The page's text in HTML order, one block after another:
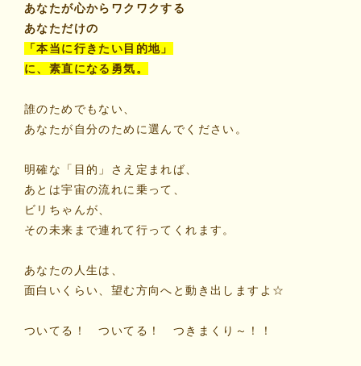
あなたが心からワクワクする
あなただけの
「本当に行きたい目的地」
に、素直になる勇気。
誰のためでもない、
あなたが自分のために選んでください。
明確な「目的」さえ定まれば、
あとは宇宙の流れに乗って、
ビリちゃんが、
その未来まで連れて行ってくれます。
あなたの人生は、
面白いくらい、望む方向へと動き出しますよ☆
ついてる！ ついてる！ つきまくり～！！